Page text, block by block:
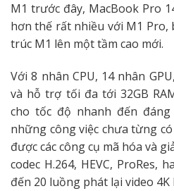
M1 trước đây, MacBook Pro
hơn thế rất nhiều với M1 Pro,
trúc M1 lên một tầm cao mới.
Với 8 nhân CPU, 14 nhân
và hỗ trợ tối đa tới 32GB
cho tốc độ nhanh đến
những công việc chưa từng
được các công cụ mã hóa và
codec H.264, HEVC, ProRes,
đến 20 luồng phát lại video 4K